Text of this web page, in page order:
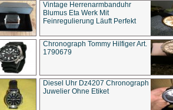
Vintage Herrenarmbanduhr
Blumus Eta Werk Mit
Feinregulierung Läuft Perfekt
Chronograph Tommy Hilfiger Art.
1790679
Diesel Uhr Dz4207 Chronograph
Juwelier Ohne Etiket